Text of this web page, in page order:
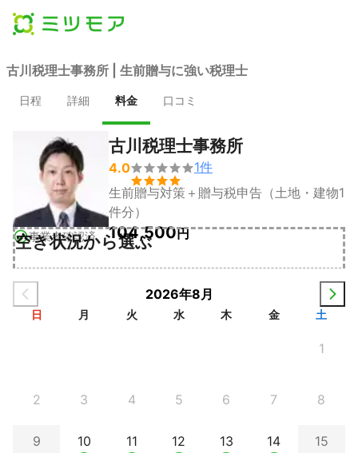
古川税理士事務所 | 生前贈与に強い税理士
日程 詳細 料金 口コミ
事業者確認済
古川税理士事務所
4.0

1件
生前贈与対策＋贈与税申告（土地・建物1
件分）
104,500円
空き状況から選ぶ
2026年8月
日 月 火 水 木 金 土
1
2 3 4 5 6 7 8
9 10 11 12 13 14 15